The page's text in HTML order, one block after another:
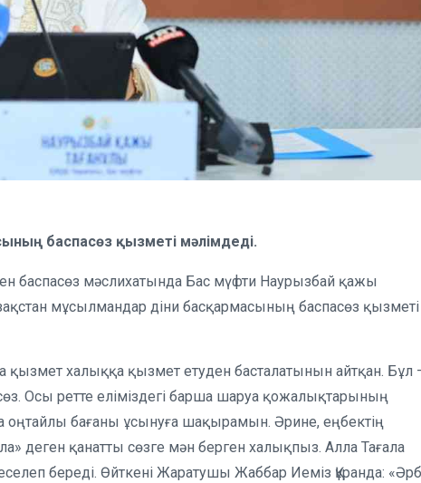
баспасөз қызметі мәлімдеді.
баспасөз мәслихатында Бас мүфти Наурызбай қажы
мұсылмандар діни басқармасының баспасөз қызметі
қызмет халыққа қызмет етуден басталатынын айтқан. Бұл
Осы ретте еліміздегі барша шаруа қожалықтарының
бағаны ұсынуға шақырамын. Әрине, еңбектің
деген қанатты сөзге мән берген халықпыз. Алла Тағала
береді. Өйткені Жаратушы Жаббар Иеміз Құранда: